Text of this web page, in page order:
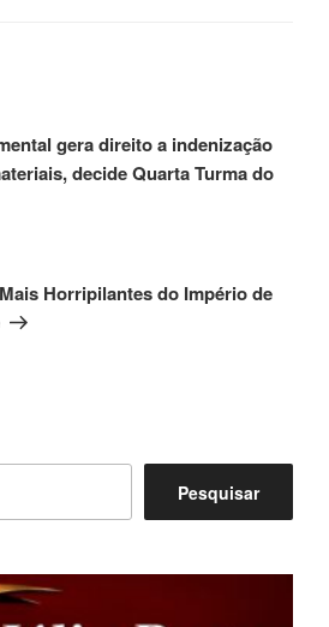
gera direito a indenização
decide Quarta Turma do
Horripilantes do Império de
Pesquisar